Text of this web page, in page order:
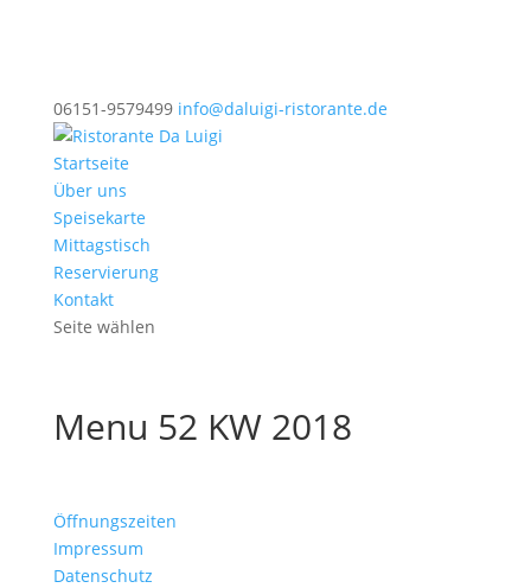
06151-9579499 info@daluigi-ristorante.de
Startseite
Über uns
Speisekarte
Mittagstisch
Reservierung
Kontakt
Seite wählen
Menu 52 KW 2018
Öffnungszeiten
Impressum
Datenschutz